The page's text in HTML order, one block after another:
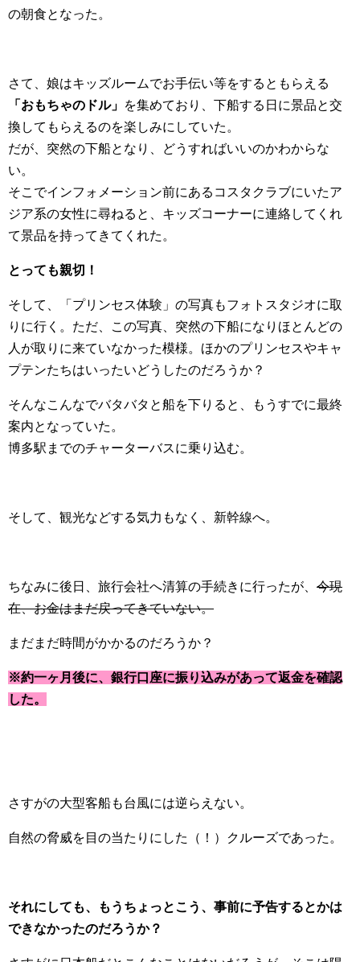
の朝食となった。
さて、娘はキッズルームでお手伝い等をするともらえる
「おもちゃのドル」 を集めており、下船する日に景品と交
換してもらえるのを楽しみにしていた。
だが、突然の下船となり、どうすればいいのかわからな
い。
そこでインフォメーション前にあるコスタクラブにいたア
ジア系の女性に尋ねると、キッズコーナーに連絡してくれ
て景品を持ってきてくれた。
とっても親切！
そして、「プリンセス体験」の写真もフォトスタジオに取
りに行く。ただ、この写真、突然の下船になりほとんどの
人が取りに来ていなかった模様。ほかのプリンセスやキャ
プテンたちはいったいどうしたのだろうか？
そんなこんなでバタバタと船を下りると、もうすでに最終
案内となっていた。
博多駅までのチャーターバスに乗り込む。
そして、観光などする気力もなく、新幹線へ。
ちなみに後日、旅行会社へ清算の手続きに行ったが、 今現
在、お金はまだ戻ってきていない。
まだまだ時間がかかるのだろうか？
※約一ヶ月後に、銀行口座に振り込みがあって返金を確認
した。
さすがの大型客船も台風には逆らえない。
自然の脅威を目の当たりにした（！）クルーズであった。
それにしても、もうちょっとこう、事前に予告するとかは
できなかったのだろうか？